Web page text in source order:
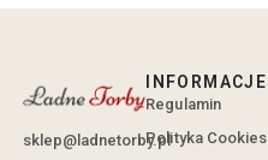
sklep@ladnetorby.pl
INFORMACJE
Regulamin
Polityka Cookies